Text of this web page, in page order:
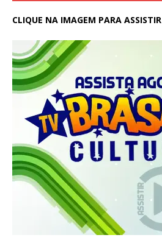
CLIQUE NA IMAGEM PARA ASSISTIR